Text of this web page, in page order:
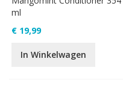
ml
€ 19,99
In Winkelwagen